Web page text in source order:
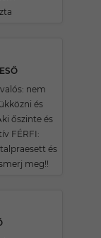
nem
és
őszinte és
FÉRFI:
és
meg!!